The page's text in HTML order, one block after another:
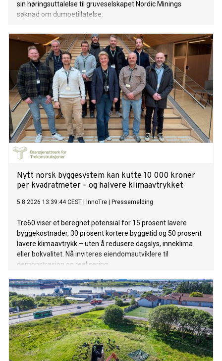
sin høringsuttalelse til gruveselskapet Nordic Minings
søknad om dumpetillatelse.
Nytt norsk byggesystem kan kutte 10 000 kroner
per kvadratmeter – og halvere klimaavtrykket
5.8.2026 13:39:44 CEST InnoTre Pressemelding
Tre60 viser et beregnet potensial for 15 prosent lavere
byggekostnader, 30 prosent kortere byggetid og 50 prosent
lavere klimaavtrykk – uten å redusere dagslys, inneklima
eller bokvalitet. Nå inviteres eiendomsutviklere til
demonstrasjon og realisering.